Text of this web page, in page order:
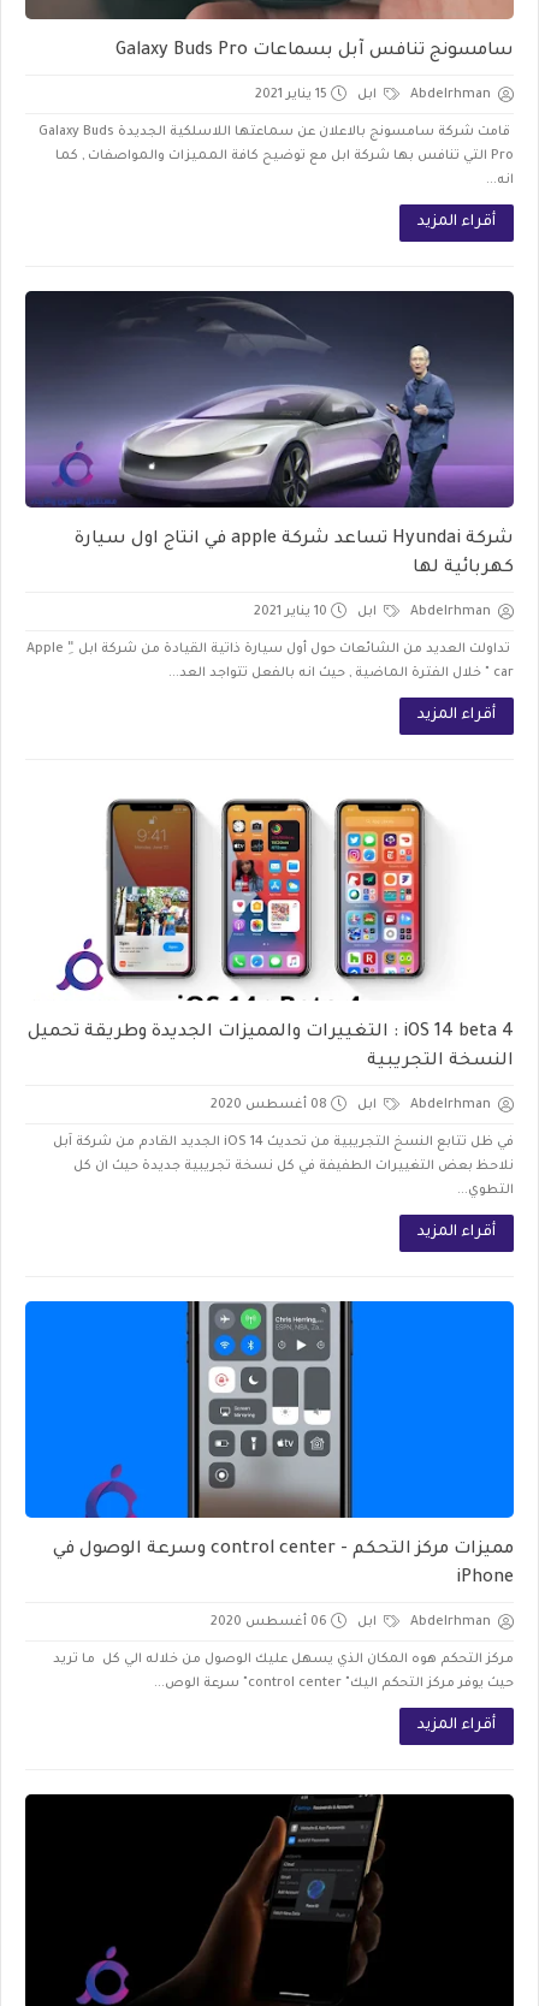
سامسونج تنافس آبل بسماعات Galaxy Buds Pro
Abdelrhman ابل 15 يناير 2021
قامت شركة سامسونج بالاعلان عن سماعتها اللاسلكية الجديدة Galaxy Buds
Pro التي تنافس بها شركة ابل مع توضيح كافة المميزات والمواصفات , كما
انه...
أقراء المزيد
شركة Hyundai تساعد شركة apple في انتاج اول سيارة
كهربائية لها
Abdelrhman ابل 10 يناير 2021
تداولت العديد من الشائعات حول أول سيارة ذاتية القيادة من شركة ابل "ِ Apple
car " خلال الفترة الماضية , حيث انه بالفعل تتواجد العد...
أقراء المزيد
iOS 14 beta 4 : التغييرات والمميزات الجديدة وطريقة تحميل
النسخة التجريبية
Abdelrhman ابل 08 أغسطس 2020
في ظل تتابع النسخ التجريبية من تحديث iOS 14 الجديد القادم من شركة اَبل
نلاحظ بعض التغييرات الطفيفة في كل نسخة تجريبية جديدة حيث ان كل
التطوي...
أقراء المزيد
مميزات مركز التحكم - control center وسرعة الوصول في
iPhone
Abdelrhman ابل 06 أغسطس 2020
مركز التحكم هوه المكان الذي يسهل عليك الوصول من خلاله الي كل ما تريد
حيث يوفر مركز التحكم اليك" control center" سرعة الوص...
أقراء المزيد